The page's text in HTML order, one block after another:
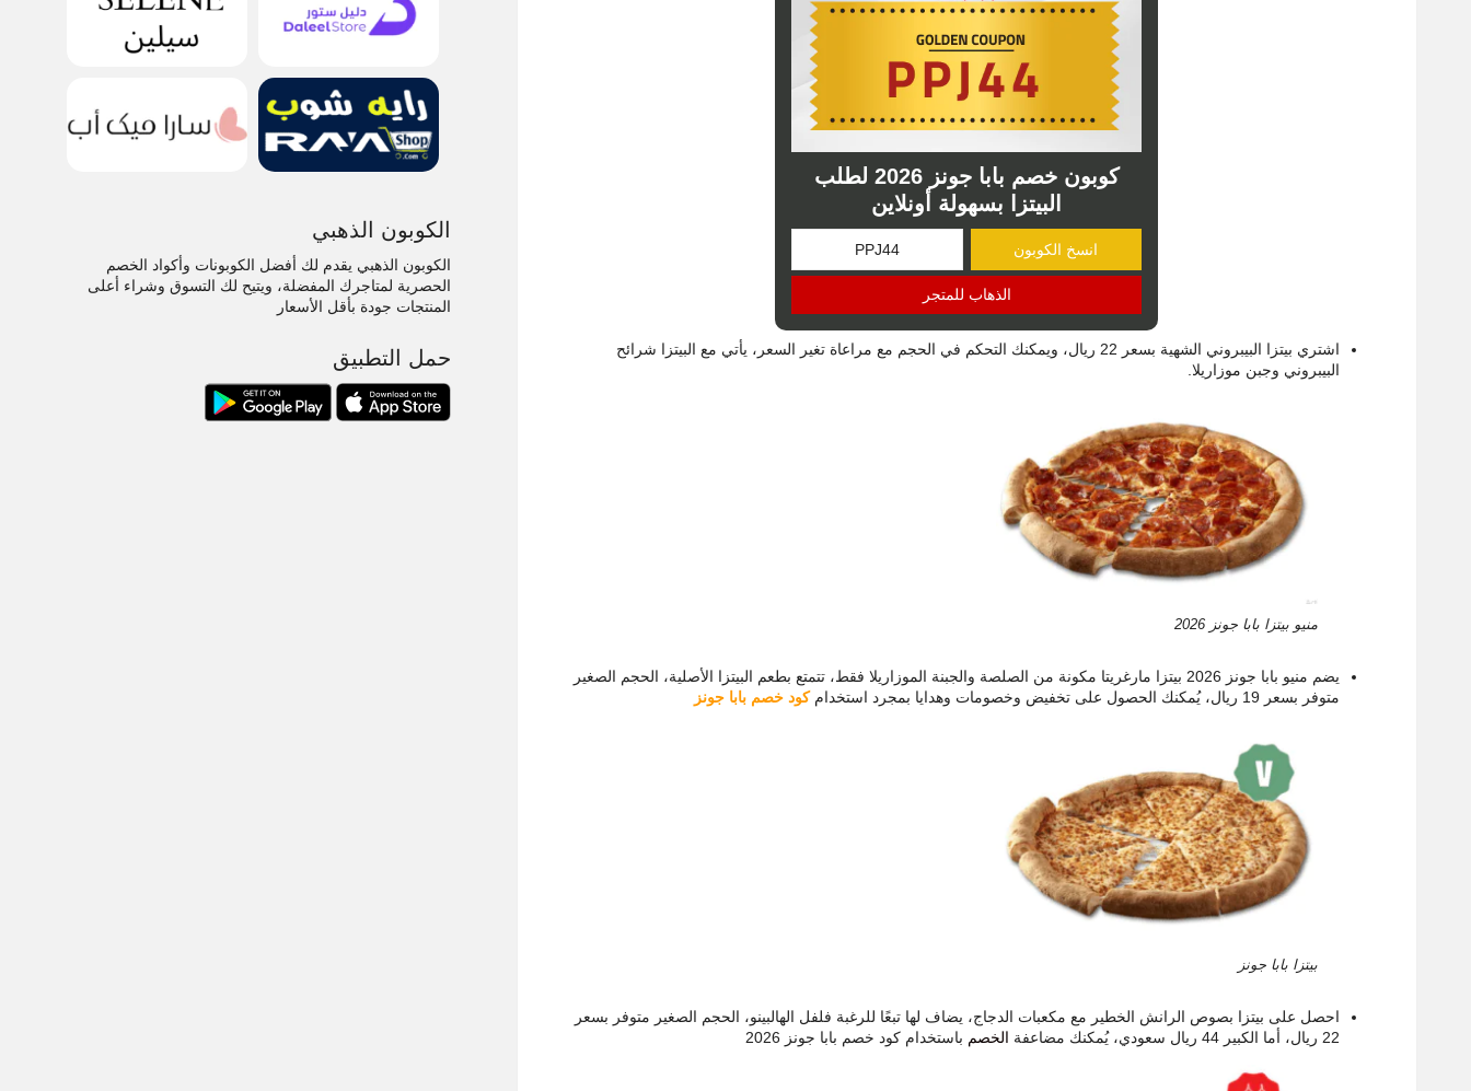
كوبون خصم بابا جونز 2026 لطلب
البيتزا بسهولة أونلاين
انسخ الكوبون
الذهاب للمتجر
اشتري بيتزا البيبروني الشهية بسعر 22 ريال، ويمكنك التحكم في الحجم مع مراعاة تغير السعر، يأتي مع البيتزا شرائح
البيبروني وجبن موزاريلا.
منيو بيتزا بابا جونز 2026
يضم منيو بابا جونز 2026 بيتزا مارغريتا مكونة من الصلصة والجبنة الموزاريلا فقط، تتمتع بطعم البيتزا الأصلية، الحجم الصغير
متوفر بسعر 19 ريال، يُمكنك الحصول على تخفيض وخصومات وهدايا بمجرد استخدام
كود خصم بابا جونز
بيتزا بابا جونز
احصل على بيتزا بصوص الرانش الخطير مع مكعبات الدجاج، يضاف لها تبعًا للرغبة فلفل الهالبينو، الحجم الصغير متوفر بسعر
22 ريال، أما الكبير 44 ريال سعودي، يُمكنك مضاعفة
الخصم باستخدام كود خصم بابا جونز 2026
الكوبون الذهبي
الكوبون الذهبي يقدم لك أفضل الكوبونات وأكواد الخصم
الحصرية لمتاجرك المفضلة، ويتيح لك التسوق وشراء أعلى
المنتجات جودة بأقل الأسعار
حمل التطبيق